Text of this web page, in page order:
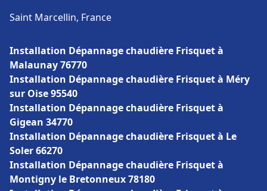
Saint Marcellin, France
Installation Dépannage chaudière Frisquet à
Malaunay 76770
Installation Dépannage chaudière Frisquet à Méry
sur Oise 95540
Installation Dépannage chaudière Frisquet à
Gigean 34770
Installation Dépannage chaudière Frisquet à Le
Soler 66270
Installation Dépannage chaudière Frisquet à
Montigny le Bretonneux 78180